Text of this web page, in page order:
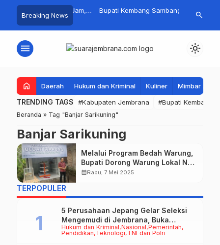
Breaking News
PKK Provinsi Bali di
Raup Omzet Ratusan
Bupati Kembang Sambangi
Bantuan Disalurkan untuk
Tim
Perairan
search
menu light_mode
home Daerah Hukum dan Kriminal Kuliner Mimbar
TRENDING TAGS #Kabupaten Jembrana #Bupati Kembang
Beranda » Tag "Banjar Sarikuning"
Banjar Sarikuning
Melalui Program Bedah Warung,
Bupati Dorong Warung Lokal Naik
Kelas dan Mampu Bersaing
calendar_monthRabu, 7 Mei 2025
TERPOPULER
Hukum dan Kriminal Nasional Pemerintah
Pendidikan Teknologi TNI dan Polri
5 Perusahaan Jepang Gelar Seleksi
Mengemudi di Jembrana, Buka
Peluang Kerja bagi Calon PMI